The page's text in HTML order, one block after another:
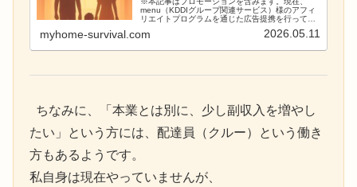
menu（KDDIグループ関連サービス）様のアフィ
リエイトプログラムを通じた広告提携を行ってお
ています。はじめに：ウサギのぬいぐるみこんに
myhome-survival.com 2026.05.11
ちなみに、「本業とは別に、少し副収入を増やし
たい」という方には、配達員（クルー）という働き
方もあるようです。
私自身は現在やっていませんが、